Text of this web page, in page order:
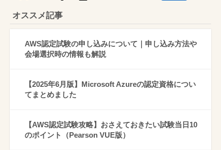
オススメ記事
AWS認定試験の申し込みについて｜申し込み方法や
会場選択時の情報も解説
【2025年6月版】Microsoft Azureの認定資格につい
てまとめました
【AWS認定試験攻略】おさえておきたい試験当日10
のポイント（Pearson VUE版）